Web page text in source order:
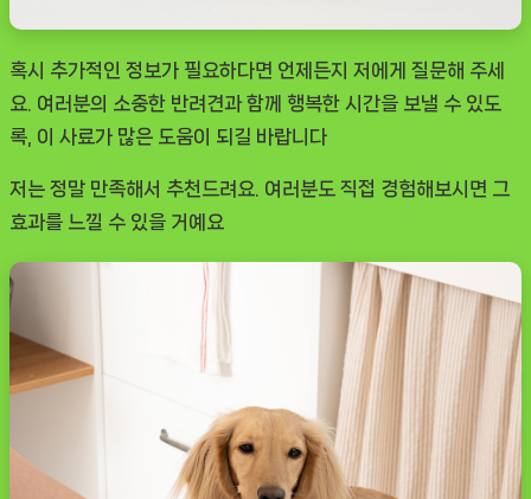
혹시 추가적인 정보가 필요하다면 언제든지 저에게 질문해 주세
요. 여러분의 소중한 반려견과 함께 행복한 시간을 보낼 수 있도
록, 이 사료가 많은 도움이 되길 바랍니다
저는 정말 만족해서 추천드려요. 여러분도 직접 경험해보시면 그
효과를 느낄 수 있을 거예요